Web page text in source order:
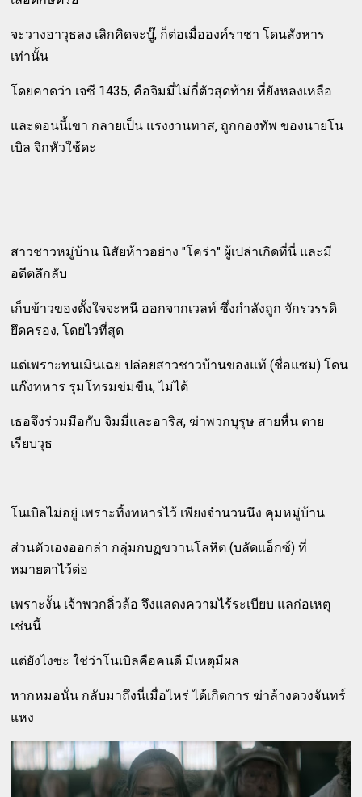
จะวางอาวุธลง เลิกคิดจะบู๊, ก็ต่อเมื่อองค์ราชา โดนสังหาร
เท่านั้น
โดยคาดว่า เจซี 1435, คือจิมมี่ไม่กี่ตัวสุดท้าย ที่ยังหลงเหลือ
และตอนนี้เขา กลายเป็น แรงงานทาส, ถูกกองทัพ ของนายโน
เบิล จิกหัวใช้ดะ
สาวชาวหมู่บ้าน นิสัยห้าวอย่าง "โคร่า" ผู้เปล่าเกิดที่นี่ และมี
อดีตลึกลับ
เก็บข้าวของตั้งใจจะหนี ออกจากเวลท์ ซึ่งกำลังถูก จักรวรรดิ
ยึดครอง, โดยไวที่สุด
แต่เพราะทนเมินเฉย ปล่อยสาวชาวบ้านของแท้ (ชื่อแซม) โดน
แก๊งทหาร รุมโทรมข่มขืน, ไม่ได้
เธอจึงร่วมมือกับ จิมมี่และอาริส, ฆ่าพวกบุรุษ สายหื่น ตาย
เรียบวุธ
โนเบิลไม่อยู่ เพราะทิ้งทหารไว้ เพียงจำนวนนึง คุมหมู่บ้าน
ส่วนตัวเองออกล่า กลุ่มกบฏขวานโลหิต (บลัดแอ็กซ์) ที่
หมายตาไว้ต่อ
เพราะงั้น เจ้าพวกลิ่วล้อ จึงแสดงความไร้ระเบียบ แลก่อเหตุ
เช่นนี้
แต่ยังไงซะ ใช่ว่าโนเบิลคือคนดี มีเหตุมีผล
หากหมอนั่น กลับมาถึงนี่เมื่อไหร่ ได้เกิดการ ฆ่าล้างดวงจันทร์
แหง